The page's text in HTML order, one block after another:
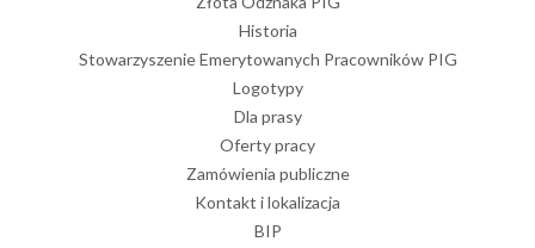
Historia
Stowarzyszenie Emerytowanych Pracowników PIG
Logotypy
Dla prasy
Oferty pracy
Zamówienia publiczne
Kontakt i lokalizacja
BIP